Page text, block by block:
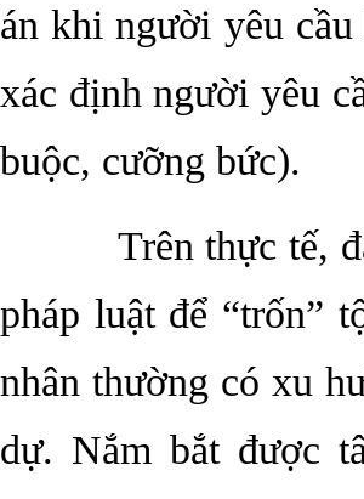
án khi người yêu
xác định người yêu
buộc, cưỡng bức).
Trên thực tế, đã
pháp luật để “trốn”
nhân thường có xu
dự. Nắm bắt được